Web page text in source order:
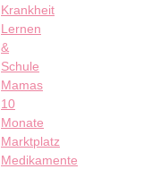
Krankheit
Lernen
&
Schule
Mamas
10
Monate
Marktplatz
Medikamente